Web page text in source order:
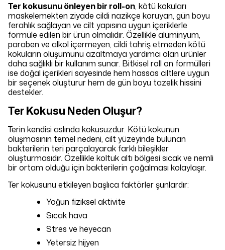
Ter kokusunu önleyen bir roll-on, kötü kokuları
maskelemekten ziyade cildi nazikçe koruyan, gün boyu
ferahlık sağlayan ve cilt yapısına uygun içeriklerle
formüle edilen bir ürün olmalıdır. Özellikle alüminyum,
paraben ve alkol içermeyen, cildi tahriş etmeden kötü
kokuların oluşumunu azaltmaya yardımcı olan ürünler
daha sağlıklı bir kullanım sunar. Bitkisel roll on formülleri
ise doğal içerikleri sayesinde hem hassas ciltlere uygun
bir seçenek oluşturur hem de gün boyu tazelik hissini
destekler.
Ter Kokusu Neden Oluşur?
Terin kendisi aslında kokusuzdur. Kötü kokunun
oluşmasının temel nedeni, cilt yüzeyinde bulunan
bakterilerin teri parçalayarak farklı bileşikler
oluşturmasıdır. Özellikle koltuk altı bölgesi sıcak ve nemli
bir ortam olduğu için bakterilerin çoğalması kolaylaşır.
Ter kokusunu etkileyen başlıca faktörler şunlardır:
Yoğun fiziksel aktivite
Sıcak hava
Stres ve heyecan
Yetersiz hijyen